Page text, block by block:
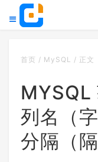
首页 / MySQL / 正文
MYSQL
列名（
分隔（